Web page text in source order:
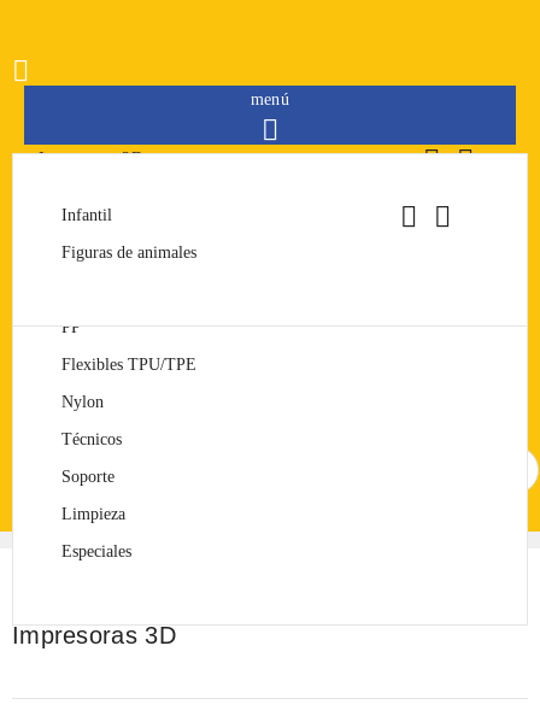

menú

 
Impresoras 3D
FDM
SLA
PLA
PET/PETG
PP
Flexibles TPU/TPE
Nylon
Técnicos
Soporte
Limpieza
Especiales
Resinas
Consumibles
 
Infantil
Figuras de animales
Iniciar sesión
Impresoras 3D